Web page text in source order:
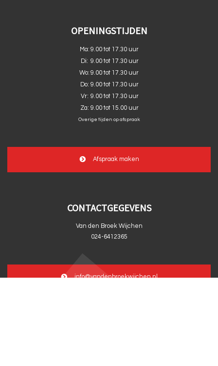
OPENINGSTIJDEN
Ma: 9.00 tot 17.30 uur
Di: 9.00 tot 17.30 uur
Wo: 9.00 tot 17.30 uur
Do: 9.00 tot 17.30 uur
Vr: 9.00 tot 17.30 uur
Za: 9.00 tot 15.00 uur
Overige tijden op afspraak
Afspraak maken
CONTACTGEGEVENS
Van den Broek Wijchen
024-6412365
info@vandenbroekwijchen.nl